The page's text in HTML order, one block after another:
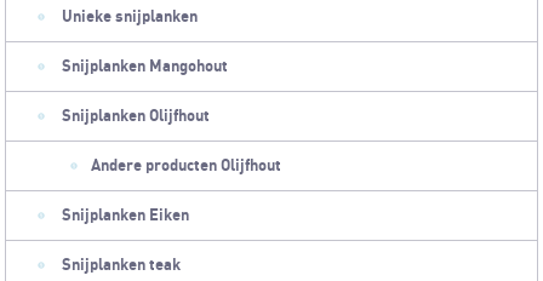
Unieke snijplanken
Snijplanken Mangohout
Snijplanken Olijfhout
Andere producten Olijfhout
Snijplanken Eiken
Snijplanken teak